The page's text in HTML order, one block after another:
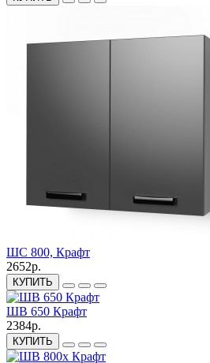
ШС 800, Крафт
2652р.
КУПИТЬ
ШВ 650 Крафт
2384р.
КУПИТЬ